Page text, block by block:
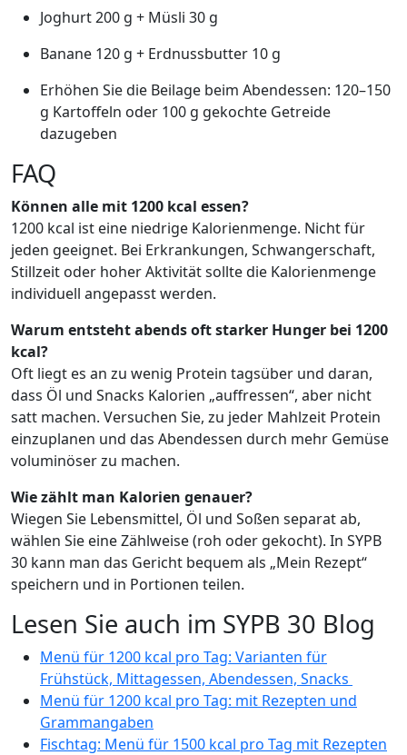
Joghurt 200 g + Müsli 30 g
Banane 120 g + Erdnussbutter 10 g
Erhöhen Sie die Beilage beim Abendessen: 120–150
g Kartoffeln oder 100 g gekochte Getreide
dazugeben
FAQ
Können alle mit 1200 kcal essen?
1200 kcal ist eine niedrige Kalorienmenge. Nicht für
jeden geeignet. Bei Erkrankungen, Schwangerschaft,
Stillzeit oder hoher Aktivität sollte die Kalorienmenge
individuell angepasst werden.
Warum entsteht abends oft starker Hunger bei 1200
kcal?
Oft liegt es an zu wenig Protein tagsüber und daran,
dass Öl und Snacks Kalorien „auffressen“, aber nicht
satt machen. Versuchen Sie, zu jeder Mahlzeit Protein
einzuplanen und das Abendessen durch mehr Gemüse
voluminöser zu machen.
Wie zählt man Kalorien genauer?
Wiegen Sie Lebensmittel, Öl und Soßen separat ab,
wählen Sie eine Zählweise (roh oder gekocht). In SYPB
30 kann man das Gericht bequem als „Mein Rezept“
speichern und in Portionen teilen.
Lesen Sie auch im SYPB 30 Blog
Menü für 1200 kcal pro Tag: Varianten für
Frühstück, Mittagessen, Abendessen, Snacks
Menü für 1200 kcal pro Tag: mit Rezepten und
Grammangaben
Fischtag: Menü für 1500 kcal pro Tag mit Rezepten